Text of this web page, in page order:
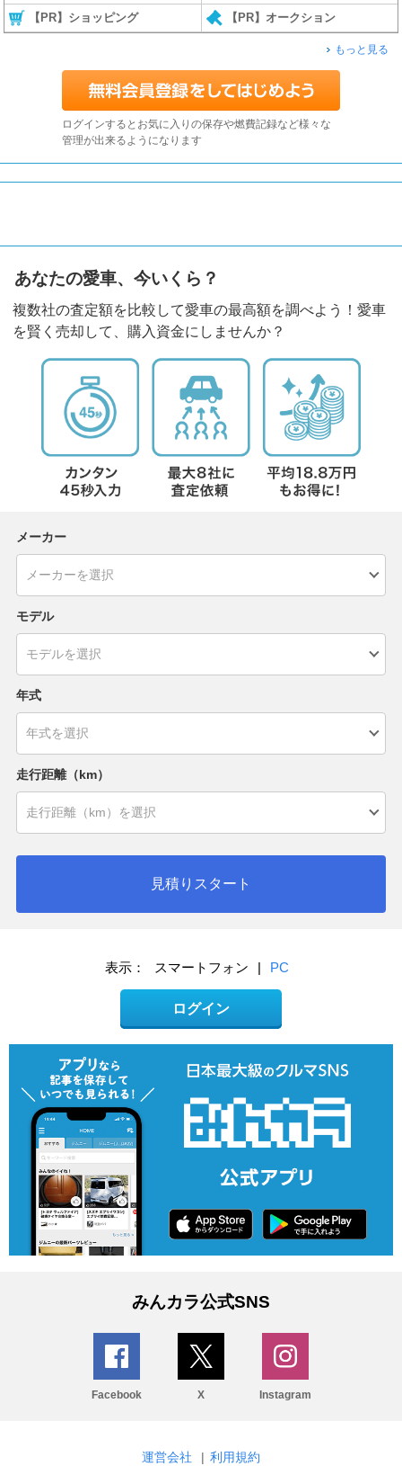
【PR】ショッピング 【PR】オークション
もっと見る
ログインするとお気に入りの保存や燃費記録など様々な
管理が出来るようになります
あなたの愛車、今いくら？
複数社の査定額を比較して愛車の最高額を調べよう！愛車
を賢く売却して、購入資金にしませんか？
メーカー
モデル
年式
走行距離（km）
見積りスタート
表示： スマートフォン PC
ログイン
みんカラ公式SNS
Facebook X Instagram
運営会社 | 利用規約